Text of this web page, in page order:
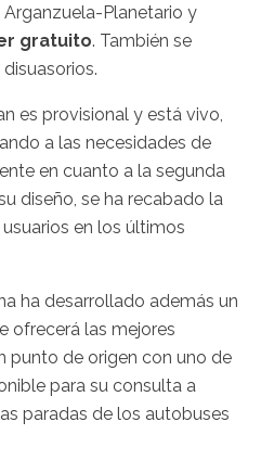
Planetario y
gratuito. También se
es provisional y está vivo,
a las necesidades de
en cuanto a la segunda
diseño, se ha recabado la
en los últimos
ha desarrollado además un
ofrecerá las mejores
punto de origen con uno de
para su consulta a
paradas de los autobuses